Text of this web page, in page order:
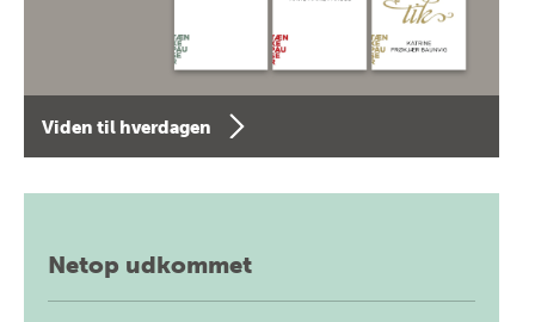
Viden til hverdagen
Netop udkommet